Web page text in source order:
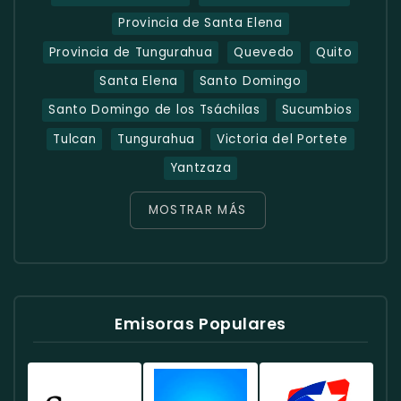
Provincia de Santa Elena
Provincia de Tungurahua
Quevedo
Quito
Santa Elena
Santo Domingo
Santo Domingo de los Tsáchilas
Sucumbios
Tulcan
Tungurahua
Victoria del Portete
Yantzaza
MOSTRAR MÁS
Emisoras Populares